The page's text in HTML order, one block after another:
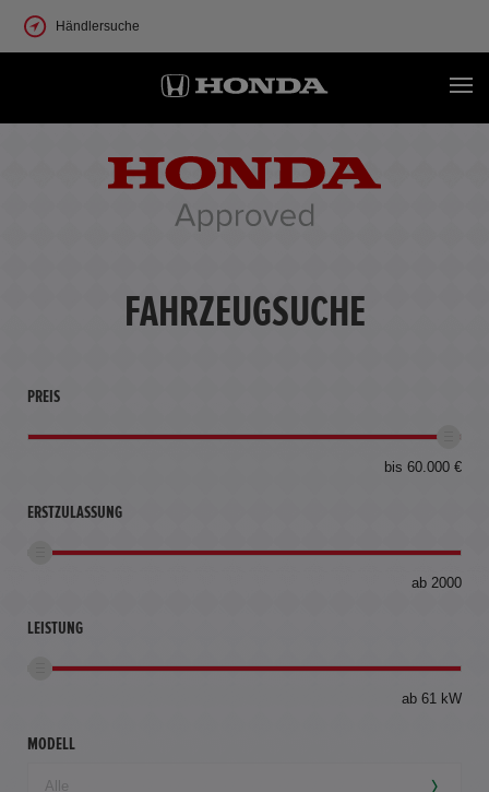
Händlersuche
FAHRZEUGSUCHE
PREIS
bis 60.000 €
ERSTZULASSUNG
ab 2000
LEISTUNG
ab 61 kW
MODELL